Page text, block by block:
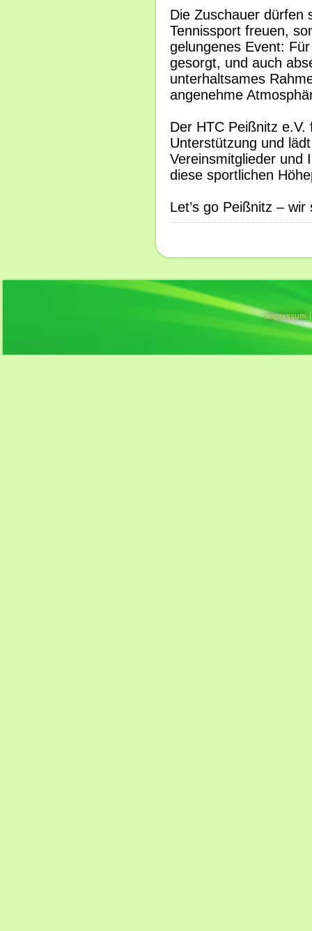
Die Zuschauer dürfen
Tennissport freuen,
gelungenes Event:
gesorgt, und auch
unterhaltsames
angenehme
Der HTC Peißnitz
Unterstützung und
Vereinsmitglieder und
diese sportlichen
Let’s go Peißnitz –
Impressum